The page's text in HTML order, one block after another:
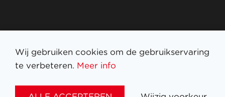
Inschrijven op nieuwsbrief
Wij gebruiken cookies om de gebruikservaring
te verbeteren. Meer info